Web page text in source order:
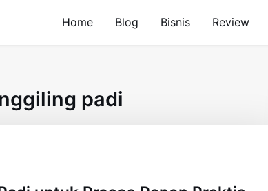
Home Blog Bisnis Review
padi